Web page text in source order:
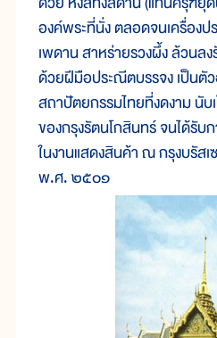
องค์พระที่นั่ง ตลอดจนเครื่องป
เพดาน สาหร่ายรวงผึ้ง ล้วนล
ด้วยฝีมือประณีตบรรจง เป็นตั
สถาปัตยกรรมไทยที่งดงาม นั
ของกรุงรัตนโกสินทร์ จนได้รับ
ในงานแสดงสินค้า ณ กรุงบรัสเ
พ.ศ. ๒๕๐๑